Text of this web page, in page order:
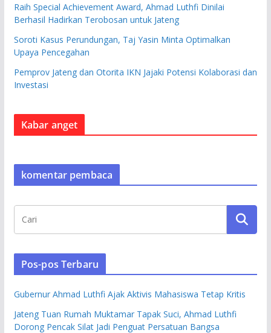
Raih Special Achievement Award, Ahmad Luthfi Dinilai
Berhasil Hadirkan Terobosan untuk Jateng
Soroti Kasus Perundungan, Taj Yasin Minta Optimalkan
Upaya Pencegahan
Pemprov Jateng dan Otorita IKN Jajaki Potensi Kolaborasi dan
Investasi
Kabar anget
komentar pembaca
Pos-pos Terbaru
Gubernur Ahmad Luthfi Ajak Aktivis Mahasiswa Tetap Kritis
Jateng Tuan Rumah Muktamar Tapak Suci, Ahmad Luthfi
Dorong Pencak Silat Jadi Penguat Persatuan Bangsa